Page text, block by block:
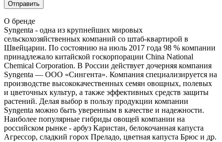
О бренде
Syngenta - одна из крупнейших мировых
сельскохозяйственных компаний со штаб-квартирой в
Швейцарии. По состоянию на июль 2017 года 98 % компании
принадлежало китайской госкорпорации China National
Chemical Corporation. В России действует дочерняя компания
Syngenta — ООО «Сингента». Компания специализируется на
производстве высококачественных семян овощных, полевых
и цветочных культур, а также эффективных средств защиты
растений. Делая выбор в пользу продукции компании
Syngenta можно быть уверенным в качестве и надежности.
Наиболее популярные гибриды овощей компании на
российском рынке - арбуз Каристан, белокочанная капуста
Агрессор, сладкий горох Преладо, цветная капуста Брюс и др.